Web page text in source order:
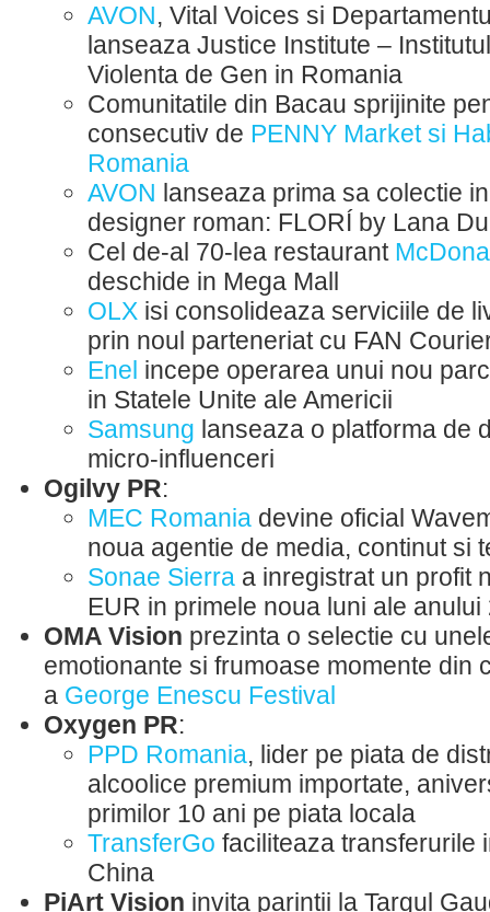
AVON, Vital Voices si
lanseaza Justice Institute –
Violenta de Gen in Romania
Comunitatile din Bacau sprijinite
consecutiv de PENNY Market si
Romania
AVON lanseaza prima sa colectie
designer roman: FLORÍ by Lana
Cel de-al 70-lea restaurant
deschide in Mega Mall
OLX isi consolideaza serviciile de
prin noul parteneriat cu FAN
Enel incepe operarea unui nou
in Statele Unite ale Americii
Samsung lanseaza o platforma de
micro-influenceri
Ogilvy PR:
MEC Romania devine oficial
noua agentie de media, continut si
Sonae Sierra a inregistrat un profit
EUR in primele noua luni ale anului
OMA Vision prezinta o selectie cu
emotionante si frumoase momente din
a George Enescu Festival
Oxygen PR:
PPD Romania, lider pe piata de
alcoolice premium importate,
primilor 10 ani pe piata locala
TransferGo faciliteaza transferurile
China
PiArt Vision invita parintii la Targul